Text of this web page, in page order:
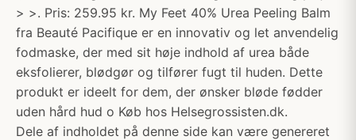
> >. Pris: 259.95 kr. My Feet 40% Urea Peeling Balm
fra Beauté Pacifique er en innovativ og let anvendelig
fodmaske, der med sit høje indhold af urea både
eksfolierer, blødgør og tilfører fugt til huden. Dette
produkt er ideelt for dem, der ønsker bløde fødder
uden hård hud o Køb hos Helsegrossisten.dk.
Dele af indholdet på denne side kan være genereret